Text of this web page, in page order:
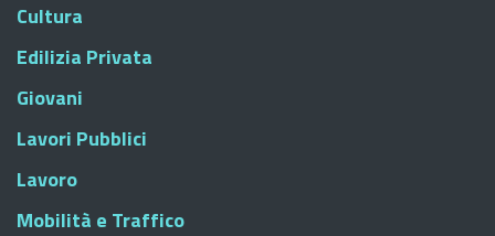
Cultura
Edilizia Privata
Giovani
Lavori Pubblici
Lavoro
Mobilità e Traffico